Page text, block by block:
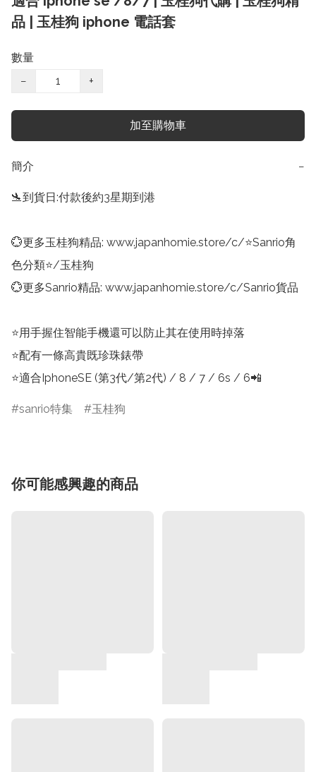
品 | 玉桂狗 iphone 電話套
數量
−
+
加至購物車
簡介 −
🛬到貨日:付款後約3星期到港
💮更多玉桂狗精品: www.japanhomie.store/c/⭐Sanrio角
色分類⭐/玉桂狗
💮更多Sanrio精品: www.japanhomie.store/c/Sanrio貨品
⭐用手握住智能手機還可以防止其在使用時掉落
⭐配有一條高貴既珍珠錶帶
⭐適合IphoneSE (第3代/第2代) / 8 / 7 / 6s / 6📲
sanrio特集 玉桂狗
你可能感興趣的商品